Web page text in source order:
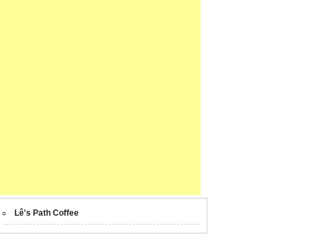
Lê's Path Coffee